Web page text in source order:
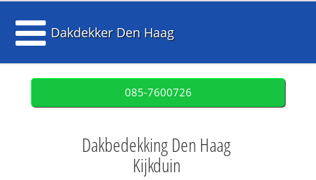
Dakdekker Den Haag
085-7600726
Dakbedekking Den Haag
Kijkduin